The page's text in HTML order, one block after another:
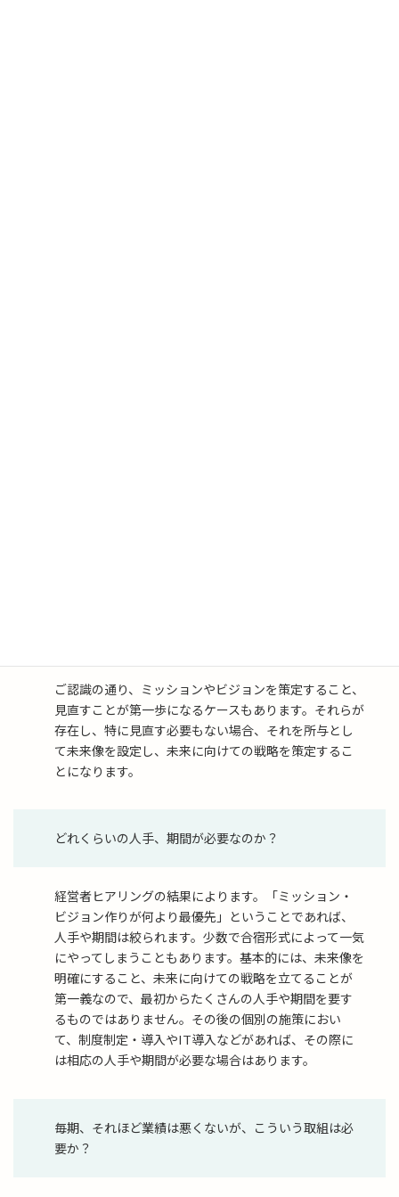
ご認識の通り、ミッションやビジョンを策定すること、
見直すことが第一歩になるケースもあります。それらが
存在し、特に見直す必要もない場合、それを所与とし
て未来像を設定し、未来に向けての戦略を策定するこ
とになります。
どれくらいの人手、期間が必要なのか？
経営者ヒアリングの結果によります。「ミッション・
ビジョン作りが何より最優先」ということであれば、
人手や期間は絞られます。少数で合宿形式によって一気
にやってしまうこともあります。基本的には、未来像を
明確にすること、未来に向けての戦略を立てることが
第一義なので、最初からたくさんの人手や期間を要す
るものではありません。その後の個別の施策におい
て、制度制定・導入やIT導入などがあれば、その際に
は相応の人手や期間が必要な場合はあります。
毎期、それほど業績は悪くないが、こういう取組は必
要か？